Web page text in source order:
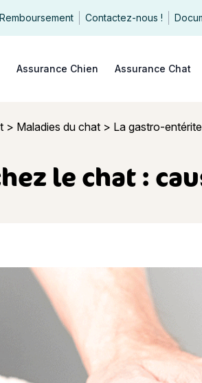
Remboursement Contactez-nous !
Assurance Chien Assurance Chat
> Maladies du chat> La gastro-
le chat :
chez le chat : causes,